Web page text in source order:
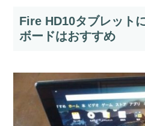
Fire HD10タブレット
ボードはおすすめ